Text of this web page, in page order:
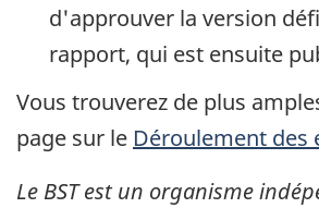
d'approuver la version
rapport, qui est ensuite
Vous trouverez de plus
page sur le Déroulement des
Le BST est un organisme